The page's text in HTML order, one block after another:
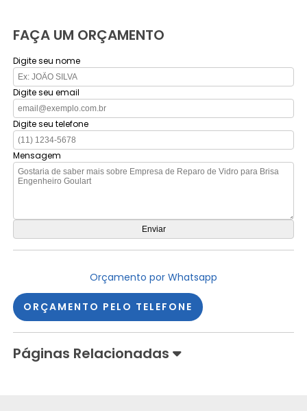
FAÇA UM ORÇAMENTO
Digite seu nome
Digite seu email
Digite seu telefone
Mensagem
Orçamento por Whatsapp
ORÇAMENTO PELO TELEFONE
Páginas Relacionadas